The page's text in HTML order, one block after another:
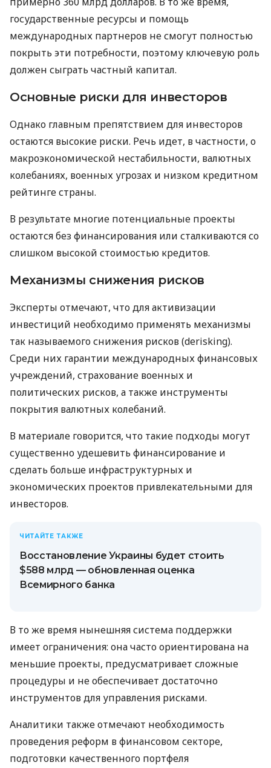
государственные ресурсы и помощь
международных партнеров не смогут полностью
покрыть эти потребности, поэтому ключевую роль
должен сыграть частный капитал.
Основные риски для инвесторов
Однако главным препятствием для инвесторов
остаются высокие риски. Речь идет, в частности, о
макроэкономической нестабильности, валютных
колебаниях, военных угрозах и низком кредитном
рейтинге страны.
В результате многие потенциальные проекты
остаются без финансирования или сталкиваются со
слишком высокой стоимостью кредитов.
Механизмы снижения рисков
Эксперты отмечают, что для активизации
инвестиций необходимо применять механизмы
так называемого снижения рисков (derisking).
Среди них гарантии международных финансовых
учреждений, страхование военных и
политических рисков, а также инструменты
покрытия валютных колебаний.
В материале говорится, что такие подходы могут
существенно удешевить финансирование и
сделать больше инфраструктурных и
экономических проектов привлекательными для
инвесторов.
ЧИТАЙТЕ ТАКЖЕ
Восстановление Украины будет стоить
$588 млрд — обновленная оценка
Всемирного банка
В то же время нынешняя система поддержки
имеет ограничения: она часто ориентирована на
меньшие проекты, предусматривает сложные
процедуры и не обеспечивает достаточно
инструментов для управления рисками.
Аналитики также отмечают необходимость
проведения реформ в финансовом секторе,
подготовки качественного портфеля